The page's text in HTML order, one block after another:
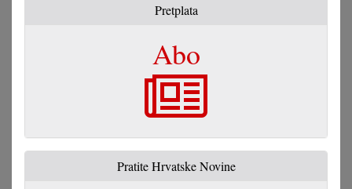
Pretplata
Abo
Pratite Hrvatske Novine